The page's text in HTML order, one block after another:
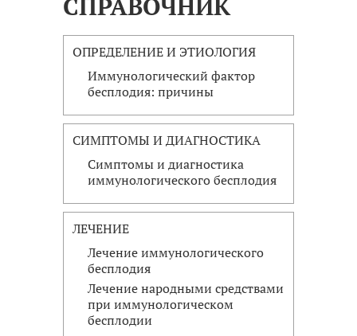
СПРАВОЧНИК
ОПРЕДЕЛЕНИЕ И ЭТИОЛОГИЯ
Иммунологический фактор
бесплодия: причины
СИМПТОМЫ И ДИАГНОСТИКА
Симптомы и диагностика
иммунологического бесплодия
ЛЕЧЕНИЕ
Лечение иммунологического
бесплодия
Лечение народными средствами
при иммунологическом
бесплодии